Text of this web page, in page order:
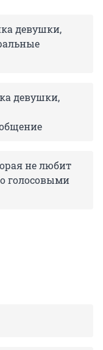
девушки,
девушки,
не любит
голосовыми